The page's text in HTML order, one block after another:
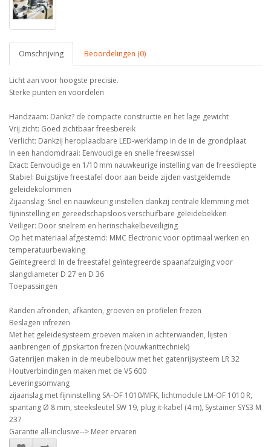
Omschrijving Beoordelingen (0)
Licht aan voor hoogste precisie.
Sterke punten en voordelen
Handzaam: Dankz? de compacte constructie en het lage gewicht
Vrij zicht: Goed zichtbaar freesbereik
Verlicht: Dankzij heroplaadbare LED-werklamp in de in de grondplaat
In een handomdraai: Eenvoudige en snelle freeswissel
Exact: Eenvoudige en 1/10 mm nauwkeurige instelling van de freesdiepte
Stabiel: Buigstijve freestafel door aan beide zijden vastgeklemde
geleidekolommen
Zijaanslag: Snel en nauwkeurig instellen dankzij centrale klemming met
fijninstelling en gereedschapsloos verschuifbare geleidebekken
Veiliger: Door snelrem en herinschakelbeveiliging
Op het materiaal afgestemd: MMC Electronic voor optimaal werken en
temperatuurbewaking
Geïntegreerd: In de freestafel geïntegreerde spaanafzuiging voor
slangdiameter D 27 en D 36
Toepassingen
Randen afronden, afkanten, groeven en profielen frezen
Beslagen infrezen
Met het geleidesysteem groeven maken in achterwanden, lijsten
aanbrengen of gipskarton frezen (vouwkanttechniek)
Gatenrijen maken in de meubelbouw met het gatenrijsysteem LR 32
Houtverbindingen maken met de VS 600
Leveringsomvang
zijaanslag met fijninstelling SA-OF 1010/MFK, lichtmodule LM-OF 1010 R,
spantang Ø 8 mm, steeksleutel SW 19, plug it-kabel (4 m), Systainer SYS3 M
237
Garantie all-inclusive--> Meer ervaren